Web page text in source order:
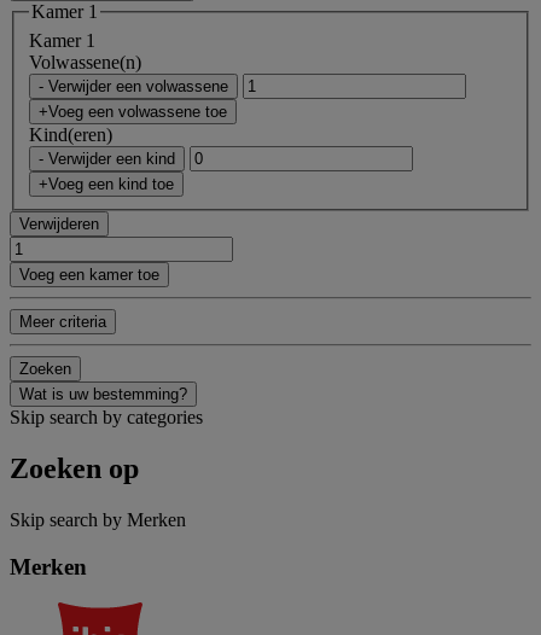
Kamer 1
Kamer 1
Volwassene(n)
- Verwijder een volwassene
+Voeg een volwassene toe
Kind(eren)
- Verwijder een kind
+Voeg een kind toe
Verwijderen
Voeg een kamer toe
Meer criteria
Zoeken
Wat is uw bestemming?
Skip search by categories
Zoeken op
Skip search by Merken
Merken